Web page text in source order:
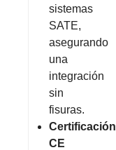
sistemas
SATE,
asegurando
una
integración
sin
fisuras.
Certificación
CE